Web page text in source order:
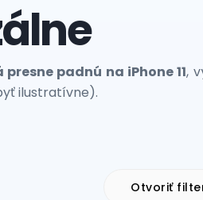
padnú na iPhone 11,
ilustratívne).
Otvoriť